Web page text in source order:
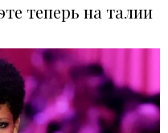
теперь на талии